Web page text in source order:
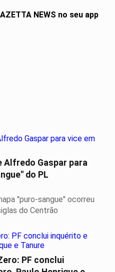
NEWS no seu app
Alfredo Gaspar para
do PL
"puro-sangue" ocorreu
do Centrão
PF conclui